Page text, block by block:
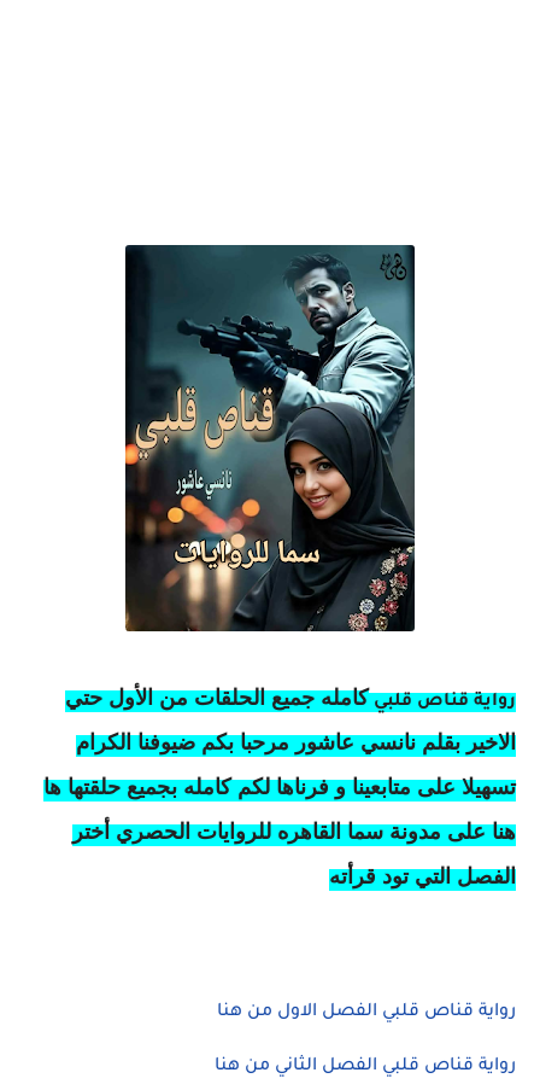
رواية قناص قلبي كاملهجميع الحلقات من الأول حتي
الاخير بقلم نانسي عاشور مرحبا بكم ضيوفنا الكرام
تسهيلا على متابعينا و فرناها لكم كامله بجميع حلقتها ها
هنا على مدونة سما القاهره للروايات الحصري أختر
الفصل التي تود قرأته
رواية قناص قلبي الفصل الاول من هنا
رواية قناص قلبي الفصل الثاني من هنا